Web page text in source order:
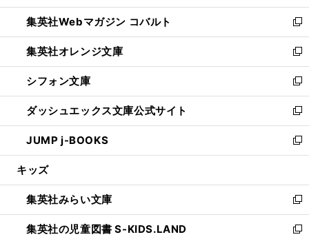
開
く
ウ
で
開
く
ン
ド
ウ
で
開
く
ウ
ィ
ン
ド
ウ
で
開
く
集英社Webマガジン コバルト
新
し
い
ウ
ィ
ン
ド
ウ
で
開
集英社オレンジ文庫
新
し
い
ウ
ィ
ン
ド
ウ
開
く
シフォン文庫
新
し
い
ウ
ィ
ン
ウ
で
開
く
ダッシュエックス文庫公式サイト
新
し
い
ウ
ン
ド
ウ
で
JUMP j-BOOKS
新
し
ウ
ィ
ン
ド
キッズ
集英社みらい文庫
新
し
い
集英社の児童図書 S-KIDS.LAND
新